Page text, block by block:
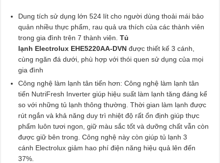
Dung tích sử dụng lớn 524 lít cho người dùng thoải mái bảo
quản nhiều thực phẩm, rau quả ưa thích của các thành viên
trong gia đình trên 7 thành viên. Tủ
lạnh Electrolux EHE5220AA-DVNđược thiết kế 3 cánh,
cùng ngăn đá dưới, phù hợp với thói quen sử dụng của mọi
gia đình
Công nghệ làm lạnh tân tiến hơn: Công nghệ làm lạnh tân
tiến NutriFresh Inverter giúp hiệu suất làm lạnh tăng đáng kể
so với những tủ lạnh thông thường. Thời gian làm lạnh được
rút ngắn và khả năng duy trì nhiệt độ rất ổn định giúp thực
phẩm luôn tươi ngon, giữ màu sắc tốt và dưỡng chất vẫn còn
được giữ bên trong. Công nghệ này còn giúp tủ lạnh 3
cánh Electrolux giảm hao phí điện năng hiệu quả lên đến
37%.